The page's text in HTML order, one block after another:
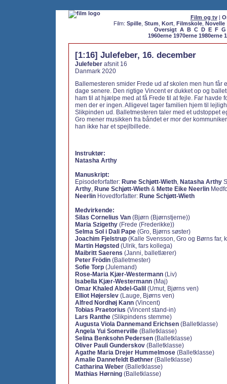
Film og tv|
Film: Spille, Stum Kort, Filmskole, Novelle
Oversigt A B C D E F G
1960erne 1970erne 1980erne
[1:16] Julefeber, 16. december
Julefeber afsnit 16
Danmark 2020
Ballemesteren smider Frede ud af skolen men hun får
dage senere. Den rigtige Vincent er dukket op og
ham til at hjælpe med at få Frede til at fejle. Far havde
men der er ingen. Alligevel tager familien hjem til
Slikpinden ud. Balletmesteren taler med et udstoppet
Gro mener musikken fra båndet er mor der
han ikke har et spejlbillede.
Instruktør:
Natasha Arthy
Manuskript:
Episodeforfatter: Rune Schjøtt-Wieth, Natasha Arthy
Arthy, Rune Schjøtt-Wieth & Mette Eike Neerlin
Neerlin Hovedforfatter: Rune Schjøtt-Wieth
Medvirkende:
Silas Cornelius Van (Bjørn (Bjørnstjerne))
Maria Szigethy (Frede (Frederikke))
Selma Sol i Dali Pape (Gro, Bjørns søster)
Joachim Fjelstrup (Kalle Svensson, Gro og Børns far,
Martin Høgsted (Ulrik, fars kollega)
Maibritt Saerens (Janni, balletlærer)
Peter Frödin (Balletmester)
Sofie Torp (Julemand)
Rose-Maria Kjær-Westermann (Liv)
Isabella Kjær-Westermann (Maj)
Omar Khaled Abdel-Galil (Umut, Bjørns ven)
Elliot Højerslev (Lauge, Bjørns ven)
Alfred Nordhøj Kann (Vincent)
Tobias Praetorius (Vincent stand-in)
Lars Ranthe (Slikpindens stemme)
Augusta Viola Dannemand Erichsen (Balletklasse)
Angela Yui Somerville (Balletklasse)
Selina Benksohn Pedersen (Balletklasse)
Oliver Pauli Gunderskov (Balletklasse)
Agathe Maria Drejer Hummelmose (Balletklasse)
Amalie Dannefeldt Bøthner (Balletklasse)
Catharina Weber (Balletklasse)
Mathias Hørning (Balletklasse)